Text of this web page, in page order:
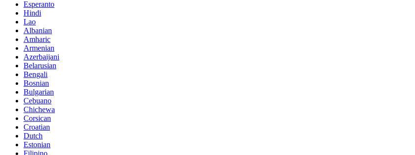
Esperanto
Hindi
Lao
Albanian
Amharic
Armenian
Azerbaijani
Belarusian
Bengali
Bosnian
Bulgarian
Cebuano
Chichewa
Corsican
Croatian
Dutch
Estonian
Filipino